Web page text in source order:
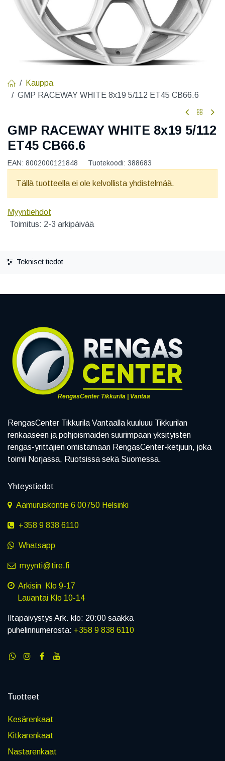
Kauppa
GMP RACEWAY WHITE 8x19 5/112 ET45 CB66.6
GMP RACEWAY WHITE 8x19 5/112
ET45 CB66.6
EAN: 8002000121848 Tuotekoodi: 388683
Tällä tuotteella ei ole kelvollista yhdistelmää.
Myyntiehdot
Toimitus: 2-3 arkipäivää
Tekniset tiedot
RengasCenter Tikkurila | Vantaa
RengasCenter Tikkurila Vantaalla kuuluuu Tikkurilan
renkaaseen ja pohjoismaiden suurimpaan yksityisten
rengas-yrittäjien omistamaan RengasCenter-ketjuun, joka
toimii Norjassa, Ruotsissa sekä Suomessa.
Yhteystiedot
Aamuruskontie 6 00750 Helsinki
+358 9 838 6110
Whatsapp
myynti@tire.fi
Arkisin Klo 9-17
Lauantai Klo 10-14
Iltapäivystys Ark. klo: 20:00 saakka
puhelinnumerosta: +358 9 838 6110
Tuotteet
Kesärenkaat
Kitkarenkaat
Nastarenkaat